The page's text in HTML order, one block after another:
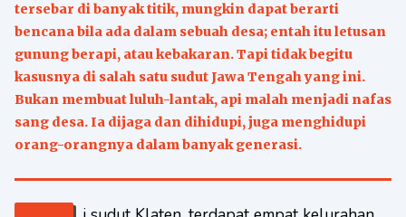
tersebar di banyak titik, mungkin dapat berarti
bencana bila ada dalam sebuah desa; entah itu letusan
gunung berapi, atau kebakaran. Tapi tidak begitu
kasusnya di salah satu sudut Jawa Tengah yang ini.
Bukan membuat luluh-lantak, api malah menjadi nafas
sang desa. Ia dijaga dan dihidupi, juga menghidupi
orang-orangnya dalam banyak generasi.